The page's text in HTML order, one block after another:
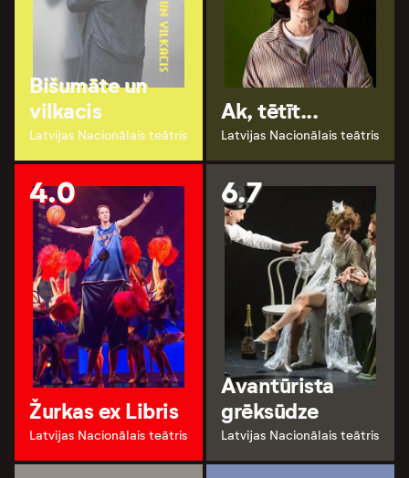
Bišumāte un
vilkacis
Latvijas Nacionālais teātris
Ak, tētīt...
Latvijas Nacionālais teātris
4.0
Žurkas ex Libris
Latvijas Nacionālais teātris
6.7
Avantūrista
grēksūdze
Latvijas Nacionālais teātris